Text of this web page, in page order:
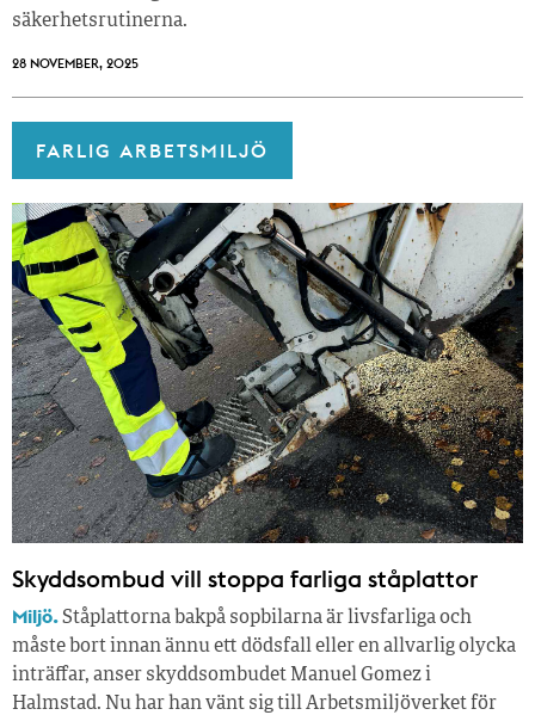
säkerhetsrutinerna.
28 NOVEMBER, 2025
FARLIG ARBETSMILJÖ
Skyddsombud vill stoppa farliga ståplattor
Miljö.Ståplattorna bakpå sopbilarna är livsfarliga och
måste bort innan ännu ett dödsfall eller en allvarlig olycka
inträffar, anser skyddsombudet Manuel Gomez i
Halmstad. Nu har han vänt sig till Arbetsmiljöverket för